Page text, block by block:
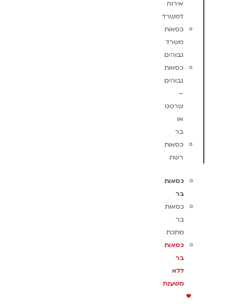
אירוח
למשרד
כסאות
משרד
גבוהים
כסאות
גבוהים
–
שרטט
או
בר
כסאות
רשת
כסאות
בר
כסאות
בר
מתכת
כסאות
בר
ללא
משענת